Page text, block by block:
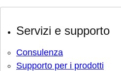
Servizi e supporto
Consulenza
Supporto per i prodotti